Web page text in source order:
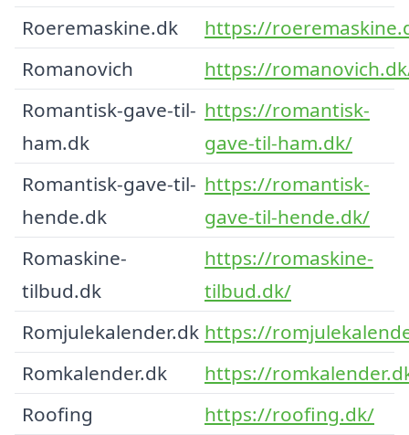
Roeremaskine.dk
https://
Romanovich
https://
Romantisk-gave-til-
ham.dk
https://romantisk-
gave-til-ham.dk/
Romantisk-gave-til-
hende.dk
https://romantisk-
gave-til-hende.dk/
Romaskine-
tilbud.dk
https://romaskine-
tilbud.dk/
Romjulekalender.dk https://
Romkalender.dk
https://
Roofing
https://roofing.dk/